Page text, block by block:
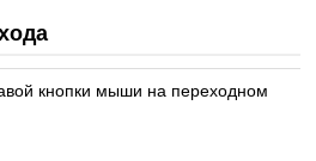
кнопки мыши на переходном